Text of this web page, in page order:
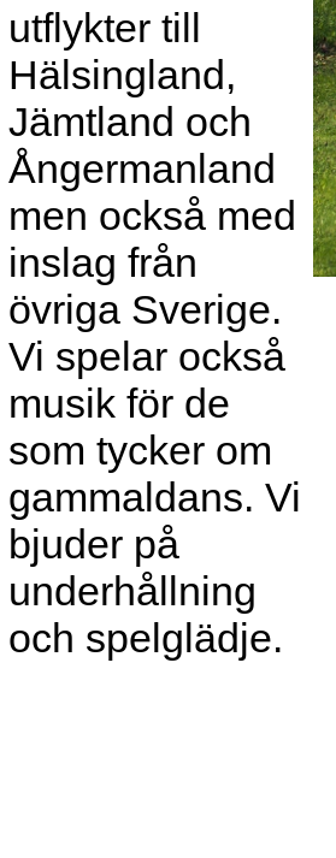
utflykter till
Hälsingland,
Jämtland och
Ångermanland
men också med
inslag från
övriga Sverige.
Vi spelar också
musik för de
som tycker om
gammaldans. Vi
bjuder på
underhållning
och spelglädje.